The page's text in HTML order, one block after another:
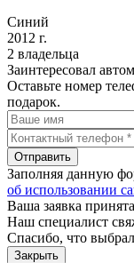
Синий
2012 г.
2 владельца
Заинтересовал
Оставьте номер
подарок.
Отправить
Заполняя данную
об использовании
Ваша заявка
Наш специалист
Спасибо, что
Закрыть